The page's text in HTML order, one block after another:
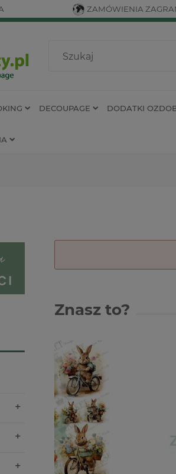
ZAMÓWIENIA
DECOUPAGE DODATKI
Znasz to?